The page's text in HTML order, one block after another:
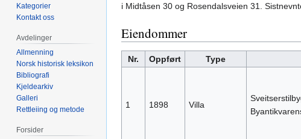
i Midtåsen 30 og Rosendalsveien 31.
Eiendommer
Nr. Oppført Type
1 1898 Villa
Kategorier
Kontakt oss
Avdelinger
Allmenning
Norsk historisk leksikon
Bibliografi
Kjeldearkiv
Galleri
Rettleiing og metode
Forsider